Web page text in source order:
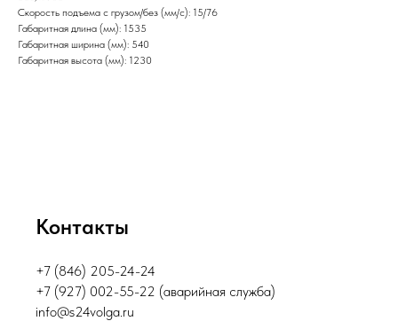
Скорость подъема с грузом/без (мм/с): 15/76
Габаритная длина (мм): 1535
Габаритная ширина (мм): 540
Габаритная высота (мм): 1230
Контакты
+7 (846) 205-24-24
+7 (927) 002-55-22 (аварийная служба)
info@s24volga.ru